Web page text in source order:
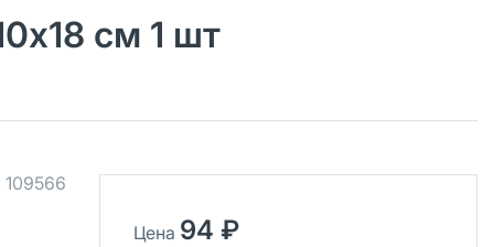
см 1 шт
109566
Цена 94 ₽